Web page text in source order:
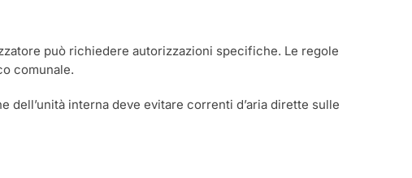
può richiedere autorizzazioni specifiche. Le regole
comunale.
interna deve evitare correnti d’aria dirette sulle